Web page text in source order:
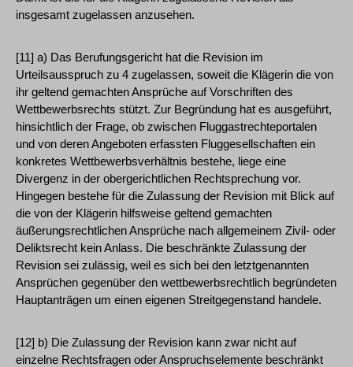
insgesamt zugelassen anzusehen.
[11] a) Das Berufungsgericht hat die Revision im
Urteilsausspruch zu 4 zugelassen, soweit die Klägerin die von
ihr geltend gemachten Ansprüche auf Vorschriften des
Wettbewerbsrechts stützt. Zur Begründung hat es ausgeführt,
hinsichtlich der Frage, ob zwischen Fluggastrechteportalen
und von deren Angeboten erfassten Fluggesellschaften ein
konkretes Wettbewerbsverhältnis bestehe, liege eine
Divergenz in der obergerichtlichen Rechtsprechung vor.
Hingegen bestehe für die Zulassung der Revision mit Blick auf
die von der Klägerin hilfsweise geltend gemachten
äußerungsrechtlichen Ansprüche nach allgemeinem Zivil- oder
Deliktsrecht kein Anlass. Die beschränkte Zulassung der
Revision sei zulässig, weil es sich bei den letztgenannten
Ansprüchen gegenüber den wettbewerbsrechtlich begründeten
Hauptanträgen um einen eigenen Streitgegenstand handele.
[12] b) Die Zulassung der Revision kann zwar nicht auf
einzelne Rechtsfragen oder Anspruchselemente beschränkt